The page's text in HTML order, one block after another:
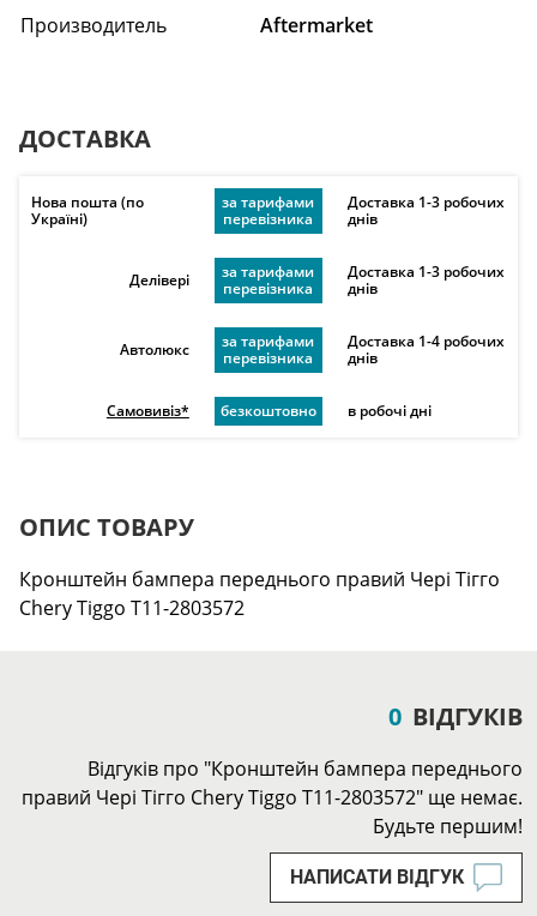
Производитель
Aftermarket
ДОСТАВКА
Нова пошта (по
Україні)
за тарифами
перевізника
Доставка 1-3 робочих
днів
Делівері
за тарифами
перевізника
Доставка 1-3 робочих
днів
Автолюкс
за тарифами
перевізника
Доставка 1-4 робочих
днів
Самовивіз* безкоштовно в робочі дні
ОПИС ТОВАРУ
Кронштейн бампера переднього правий Чері Тігго
Chery Tiggo T11-2803572
0 ВІДГУКІВ
Відгуків про "Кронштейн бампера переднього
правий Чері Тігго Chery Tiggo T11-2803572" ще немає.
Будьте першим!
НАПИСАТИ ВІДГУК